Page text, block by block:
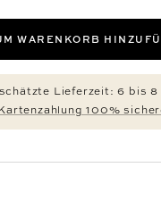
WARENKORB
Lieferzeit: 6 bis 8
100%